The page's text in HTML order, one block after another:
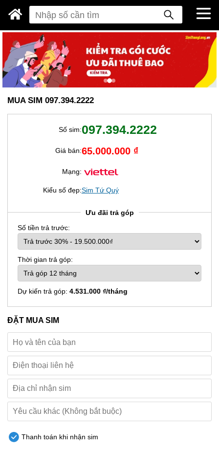
MUA SIM 097.394.2222
Số sim:097.394.2222
Giá bán:65.000.000 ₫
Mạng:
Kiểu số đẹp:Sim Tứ Quý
Ưu đãi trả góp
Số tiền trả trước:
Thời gian trả góp:
Dự kiến trả góp: 4.531.000 ₫/tháng
ĐẶT MUA SIM
Thanh toán khi nhận sim